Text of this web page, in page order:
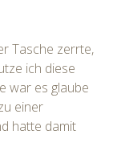
Tasche zerrte,
ich diese
war es glaube
einer
hatte damit